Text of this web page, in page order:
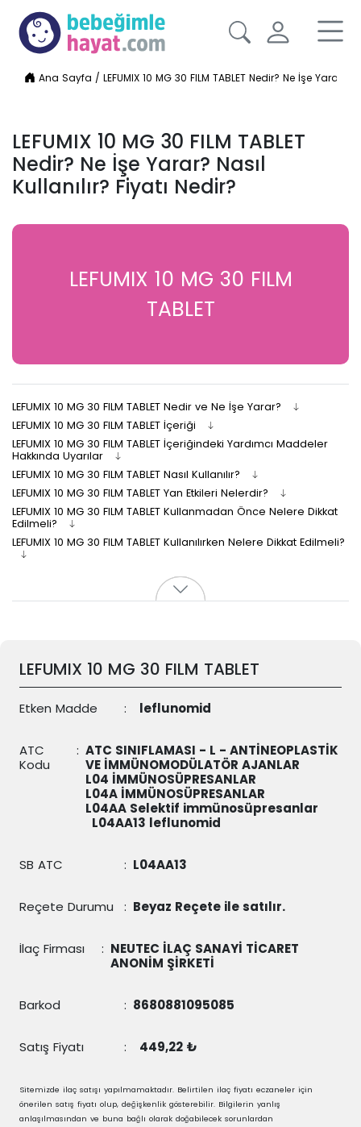
Ana Sayfa /LEFUMIX 10 MG 30 FILM TABLET Nedir? Ne İşe Yarar?
LEFUMIX 10 MG 30 FILM TABLET
Nedir? Ne İşe Yarar? Nasıl
Kullanılır? Fiyatı Nedir?
LEFUMIX 10 MG 30 FILM
TABLET
LEFUMIX 10 MG 30 FILM TABLET Nedir ve Ne İşe Yarar?
LEFUMIX 10 MG 30 FILM TABLET İçeriği
LEFUMIX 10 MG 30 FILM TABLET İçeriğindeki Yardımcı Maddeler
Hakkında Uyarılar
LEFUMIX 10 MG 30 FILM TABLET Nasıl Kullanılır?
LEFUMIX 10 MG 30 FILM TABLET Yan Etkileri Nelerdir?
LEFUMIX 10 MG 30 FILM TABLET Kullanmadan Önce Nelere Dikkat
Edilmeli?
LEFUMIX 10 MG 30 FILM TABLET Kullanılırken Nelere Dikkat Edilmeli?
LEFUMIX 10 MG 30 FILM TABLET
Etken Madde : leflunomid
ATC
Kodu
: ATC SINIFLAMASI - L - ANTİNEOPLASTİK
VE İMMÜNOMODÜLATÖR AJANLAR
L04 İMMÜNOSÜPRESANLAR
L04A İMMÜNOSÜPRESANLAR
L04AA Selektif immünosüpresanlar
L04AA13 leflunomid
SB ATC : L04AA13
Reçete Durumu : Beyaz Reçete ile satılır.
İlaç Firması : NEUTEC İLAÇ SANAYİ TİCARET
ANONİM ŞİRKETİ
Barkod : 8680881095085
Satış Fiyatı : 449,22 ₺
Sitemizde ilaç satışı yapılmamaktadır. Belirtilen ilaç fiyatı eczaneler için
önerilen satış fiyatı olup, değişkenlik gösterebilir. Bilgilerin yanlış
anlaşılmasından ve buna bağlı olarak doğabilecek sorunlardan